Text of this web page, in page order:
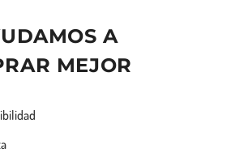
A
MEJOR